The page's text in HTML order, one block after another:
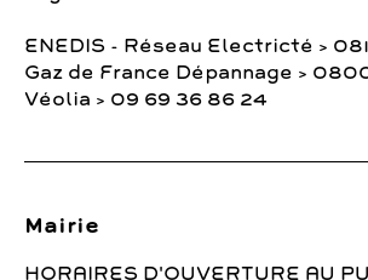
ENEDIS - Réseau Electricté >
Gaz de France Dépannage >
Véolia > 09 69 36 86 24
Mairie
HORAIRES D'OUVERTURE AU